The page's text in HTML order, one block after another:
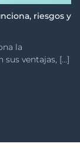
riesgos y
la
ventajas, [...]